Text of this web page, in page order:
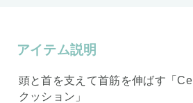
アイテム説明
頭と首を支えて首筋を伸ばす「
クッション」